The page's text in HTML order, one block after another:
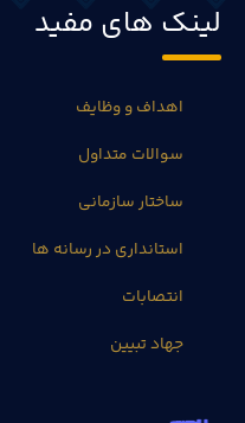
لینک های مفید
اهداف و وظایف
سوالات متداول
ساختار سازمانی
استانداری در رسانه ها
انتصابات
جهاد تبیین